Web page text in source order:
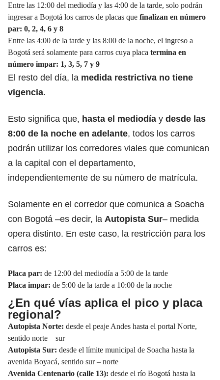
Entre las 12:00 del mediodía y las 4:00 de la tarde, solo podrán
ingresar a Bogotá los carros de placas que finalizan en número
par: 0, 2, 4, 6 y 8
Entre las 4:00 de la tarde y las 8:00 de la noche, el ingreso a
Bogotá será solamente para carros cuya placa termina en
número impar: 1, 3, 5, 7 y 9
El resto del día, la medida restrictiva no tiene
vigencia.
Esto significa que, hasta el mediodía y desde las
8:00 de la noche en adelante, todos los carros
podrán utilizar los corredores viales que comunican
a la capital con el departamento,
independientemente de su número de matrícula.
Solamente en el corredor que comunica a Soacha
con Bogotá –es decir, la Autopista Sur– medida
opera distinto. En este caso, la restricción para los
carros es:
Placa par: de 12:00 del mediodía a 5:00 de la tarde
Placa impar: de 5:00 de la tarde a 10:00 de la noche
¿En qué vías aplica el pico y placa
regional?
Autopista Norte: desde el peaje Andes hasta el portal Norte,
sentido norte – sur
Autopista Sur: desde el límite municipal de Soacha hasta la
avenida Boyacá, sentido sur – norte
Avenida Centenario (calle 13): desde el río Bogotá hasta la